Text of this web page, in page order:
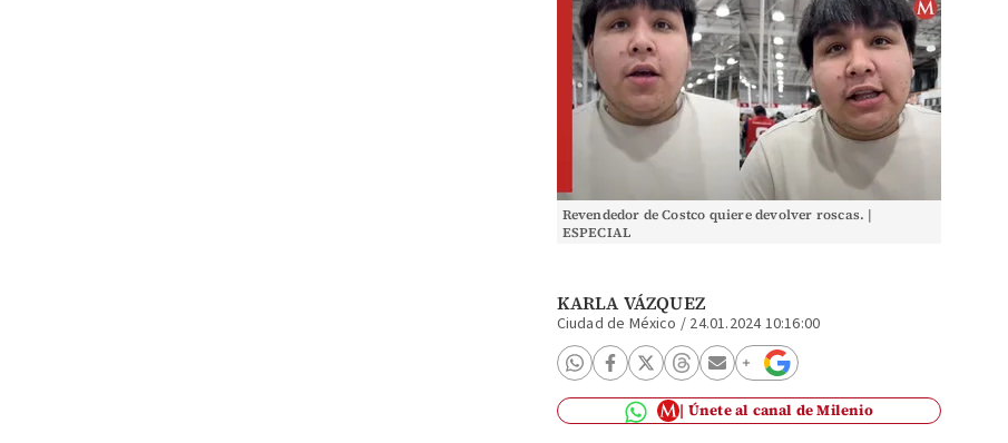
Revendedor de Costco quiere devolver roscas. |
ESPECIAL
KARLA VÁZQUEZ
Ciudad de México / 24.01.2024 10:16:00
Únete al canal de Milenio